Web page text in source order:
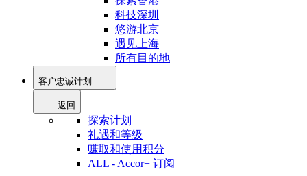
科技深圳
悠游北京
遇见上海
所有目的地
客户忠诚计划
返回
探索计划
礼遇和等级
赚取和使用积分
ALL - Accor+ 订阅